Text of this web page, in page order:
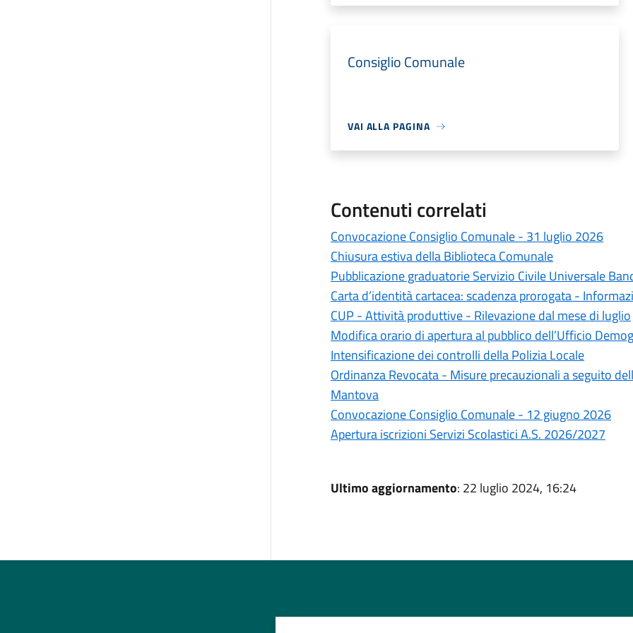
Consiglio Comunale
VAI ALLA PAGINA
Contenuti correlati
Convocazione Consiglio Comunale - 31 luglio 2026
Chiusura estiva della Biblioteca Comunale
Pubblicazione graduatorie Servizio Civile Universale
Carta d’identità cartacea: scadenza prorogata -
CUP - Attività produttive - Rilevazione dal mese di luglio
Modifica orario di apertura al pubblico dell’Ufficio
Intensificazione dei controlli della Polizia Locale
Ordinanza Revocata - Misure precauzionali a seguito
Mantova
Convocazione Consiglio Comunale - 12 giugno 2026
Apertura iscrizioni Servizi Scolastici A.S. 2026/2027
Ultimo aggiornamento: 22 luglio 2024, 16:24